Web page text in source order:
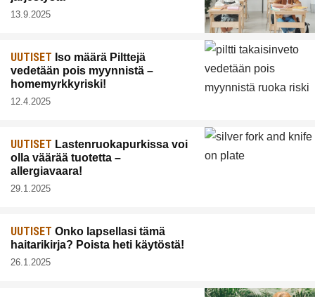
13.9.2025
UUTISET Iso määrä Pilttejä
vedetään pois myynnistä –
homemyrkkyriski!
12.4.2025
UUTISET Lastenruokapurkissa voi
olla väärää tuotetta –
allergiavaara!
29.1.2025
UUTISET Onko lapsellasi tämä
haitarikirja? Poista heti käytöstä!
26.1.2025